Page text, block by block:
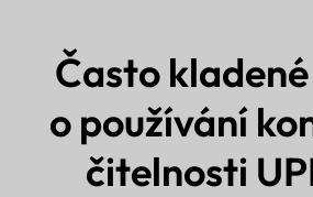
Často
o používání
čitelnosti